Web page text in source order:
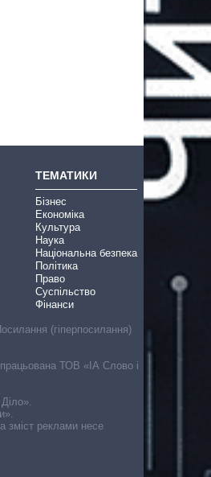
ТЕМАТИКИ
Бізнес
Економіка
Культура
Наука
Національна безпека
Політика
Право
Суспільство
Фінанси
(гіперпосилання)
ТОВ «ІА Слово і
зміст реклами несе